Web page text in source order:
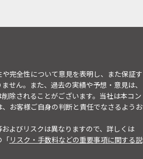
完全性について意見を表明し、また保証す
せん。また、過去の実績や予想・意見は、
除されることがございます。当社は本コン
お客様ご自身の判断と責任でなさるようお
よびリスクは異なりますので、詳しくは
「リスク・手数料などの重要事項に関する説